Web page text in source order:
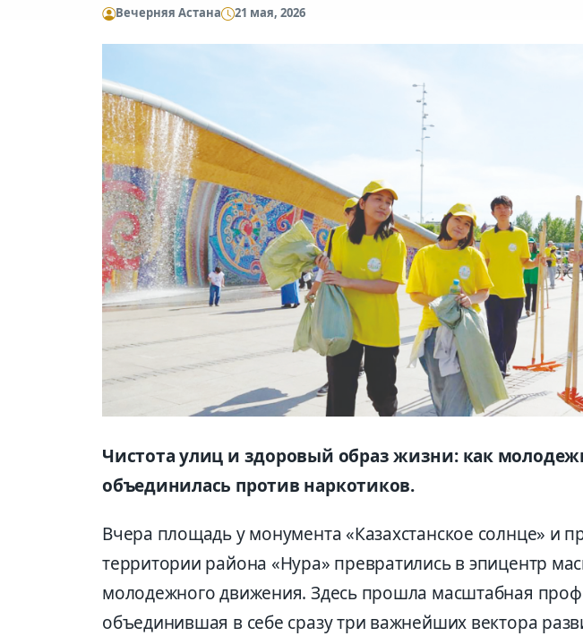
Вечерняя Астана 21 мая, 2026
Чистота улиц и здоровый образ жизни: как
объединилась против наркотиков.
Вчера площадь у монумента «Казахстанское солнце» и
территории района «Нура» превратились в эпицентр
молодежного движения. Здесь прошла масштабная
объединившая в себе сразу три важнейших вектора